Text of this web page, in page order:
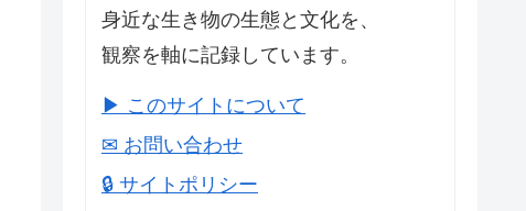
身近な生き物の生態と文化を、
観察を軸に記録しています。
▶ このサイトについて
✉ お問い合わせ
🔒 サイトポリシー